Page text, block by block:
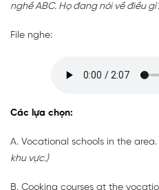
nghề ABC. Họ đang nói về điều
File nghe:
Các lựa chọn:
A. Vocational schools in the area.
khu vực.)
B. Cooking courses at the